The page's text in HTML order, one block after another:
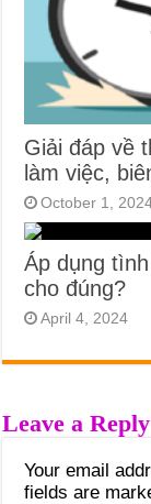
Giải đáp về
làm việc,
October 1,
Áp dụng
cho đúng?
April 4, 2024
Leave a Reply
Your email
fields are